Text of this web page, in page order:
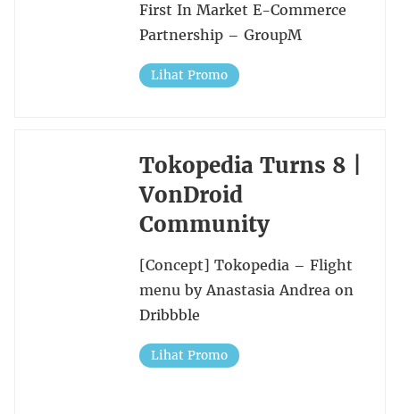
First In Market E-Commerce
Partnership – GroupM
Lihat Promo
Tokopedia Turns 8 |
VonDroid
Community
[Concept] Tokopedia – Flight
menu by Anastasia Andrea on
Dribbble
Lihat Promo